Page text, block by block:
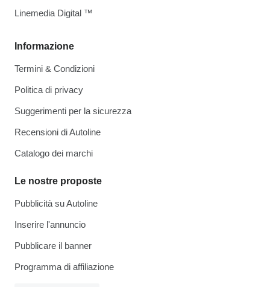
Informazione
Termini & Condizioni
Politica di privacy
Suggerimenti per la sicurezza
Recensioni di Autoline
Catalogo dei marchi
Le nostre proposte
Pubblicità su Autoline
Inserire l'annuncio
Pubblicare il banner
Programma di affiliazione
Linemedia Digital ™